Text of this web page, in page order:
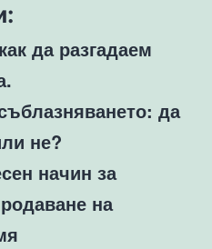
да разгадаем
да
не?
начин за
на